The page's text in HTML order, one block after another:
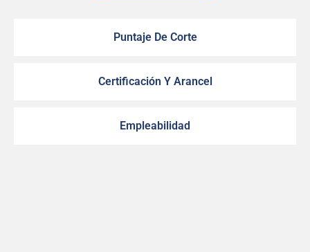
Puntaje De Corte
Certificación Y Arancel
Empleabilidad